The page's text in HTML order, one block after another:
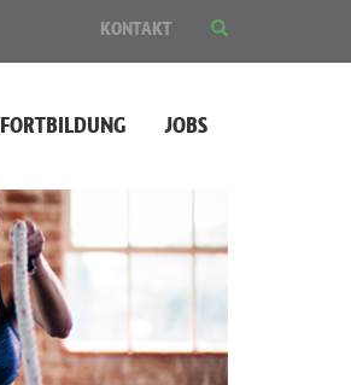
KONTAKT
SUCHE
FORTBILDUNG JOBS